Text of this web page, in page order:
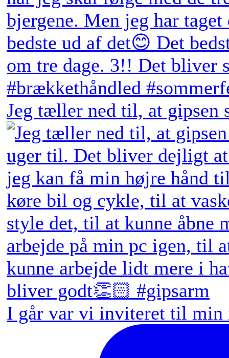
Jeg tæller ned til, at gipsen
I går var vi inviteret til min